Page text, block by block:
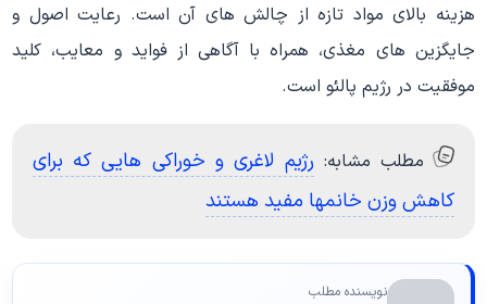
هزینه بالای مواد تازه از چالش های آن است. رعایت اصول و
جایگزین های مغذی، همراه با آگاهی از فواید و معایب، کلید
موفقیت در رژیم پالئو است.
مطلب مشابه: رژیم لاغری و خوراکی هایی که برای
کاهش وزن خانمها مفید هستند
نویسنده مطلب